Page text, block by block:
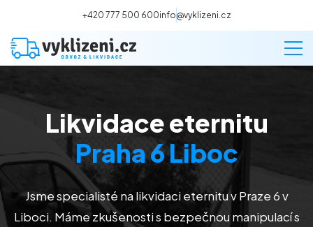
+420 777 500 600info@vyklizeni.cz
Vyklízení
Stěhování
Malování
Likvidace eternitu
Praha 6 Liboc
Jsme specialisté na likvidaci eternitu v Praze 6 v
Liboci. Máme zkušenosti s bezpečnou manipulací s